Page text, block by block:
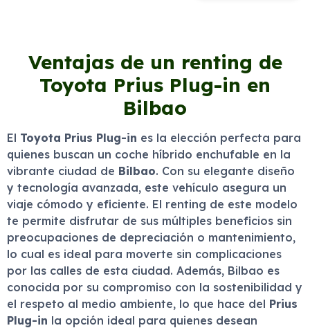
Ventajas de un renting de
Toyota Prius Plug-in en
Bilbao
El Toyota Prius Plug-in es la elección perfecta para
quienes buscan un coche híbrido enchufable en la
vibrante ciudad de Bilbao. Con su elegante diseño
y tecnología avanzada, este vehículo asegura un
viaje cómodo y eficiente. El renting de este modelo
te permite disfrutar de sus múltiples beneficios sin
preocupaciones de depreciación o mantenimiento,
lo cual es ideal para moverte sin complicaciones
por las calles de esta ciudad. Además, Bilbao es
conocida por su compromiso con la sostenibilidad y
el respeto al medio ambiente, lo que hace del Prius
Plug-in la opción ideal para quienes desean